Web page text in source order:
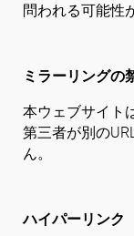
問われる可能性
ミラーリングの
本ウェブサイト
第三者が別の
ん。
ハイパーリンク